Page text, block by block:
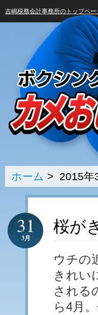
吉嶋税務会計事務所のトップペー
ホーム > 2015年
桜が
31
3月
ウチの
きれい
される
ら4月